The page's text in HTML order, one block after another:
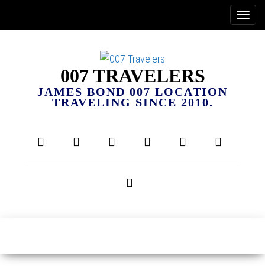
007 TRAVELERS
JAMES BOND 007 LOCATION
TRAVELING SINCE 2010.